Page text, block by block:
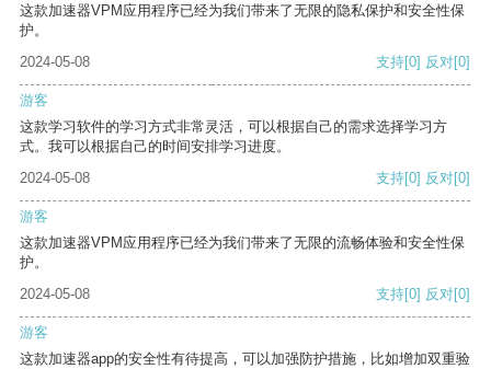
这款加速器VPM应用程序已经为我们带来了无限的隐私保护和安全性保
护。
2024-05-08
支持[0] 反对[0]
游客
这款学习软件的学习方式非常灵活，可以根据自己的需求选择学习方
式。我可以根据自己的时间安排学习进度。
2024-05-08
支持[0] 反对[0]
游客
这款加速器VPM应用程序已经为我们带来了无限的流畅体验和安全性保
护。
2024-05-08
支持[0] 反对[0]
游客
这款加速器app的安全性有待提高，可以加强防护措施，比如增加双重验